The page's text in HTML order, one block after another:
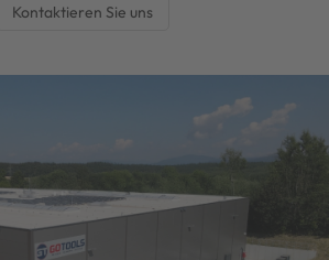
Kontaktieren Sie uns